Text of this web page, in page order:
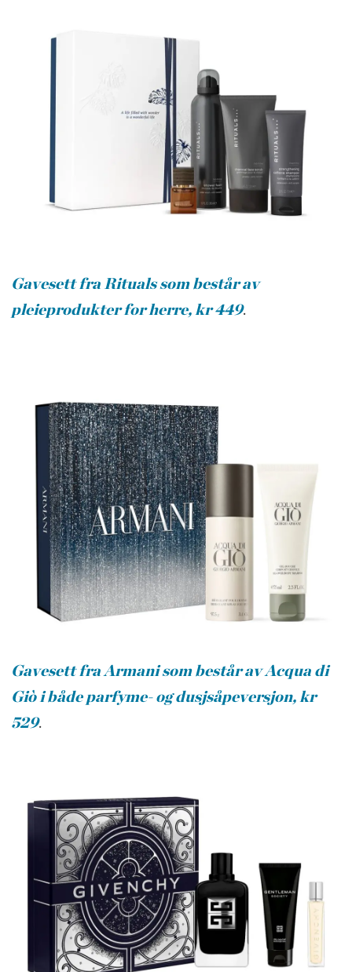
Gavesett fra Rituals som består av
pleieprodukter for herre, kr 449.
Gavesett fra Armani som består av Acqua di
Giò i både parfyme- og dusjsåpeversjon, kr
529.